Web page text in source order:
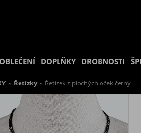
DOPLŇKY DROBNOSTI
» Řetízky » Řetízek z plochých oček černý